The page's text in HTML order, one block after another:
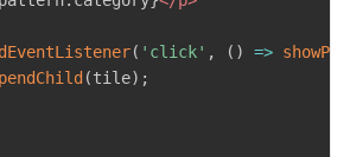
( 'click' , ( ) =>
(tile) ;